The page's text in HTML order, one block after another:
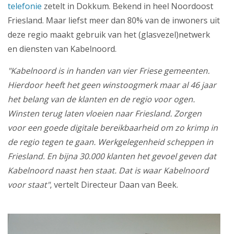
Zakelijk
telefonie zetelt in Dokkum. Bekend in heel Noordoost
Friesland. Maar liefst meer dan 80% van de inwoners uit
deze regio maakt gebruik van het (glasvezel)netwerk
en diensten van Kabelnoord.
"Kabelnoord is in handen van vier Friese gemeenten.
Hierdoor heeft het geen winstoogmerk maar al 46 jaar
het belang van de klanten en de regio voor ogen.
Winsten terug laten vloeien naar Friesland. Zorgen
voor een goede digitale bereikbaarheid om zo krimp in
de regio tegen te gaan. Werkgelegenheid scheppen in
Friesland. En bijna 30.000 klanten het gevoel geven dat
Kabelnoord naast hen staat. Dat is waar Kabelnoord
voor staat", vertelt Directeur Daan van Beek.